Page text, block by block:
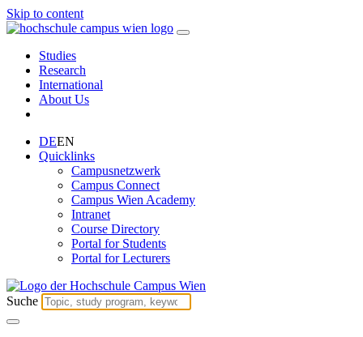
Skip to content
Studies
Research
International
About Us
DEEN
Quicklinks
Campusnetzwerk
Campus Connect
Campus Wien Academy
Intranet
Course Directory
Portal for Students
Portal for Lecturers
Suche